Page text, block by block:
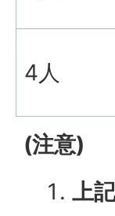
4人
(注意)
上